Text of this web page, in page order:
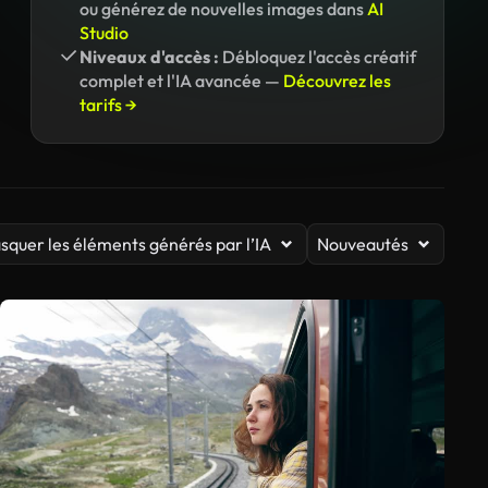
ou générez de nouvelles images dansAI
Studio
Niveaux d'accès : Débloquez l'accès créatif
complet et l'IA avancée — Découvrez les
tarifs →
les éléments générés par l’IA Nouveautés